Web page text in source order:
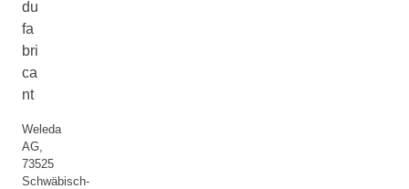
du
fa
bri
ca
nt
Weleda
AG,
73525
Schwäbisch-